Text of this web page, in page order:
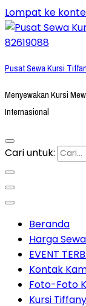
Lompat ke
Pusat Sewa Kursi
Menyewakan Kursi
Internasional
Cari untuk:
Beranda
Harga
EVENT
Kontak
Foto-Foto
Kursi